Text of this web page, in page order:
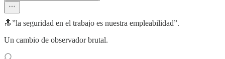
🔝”la seguridad en el trabajo es nuestra empleabilidad”.
Un cambio de observador brutal.